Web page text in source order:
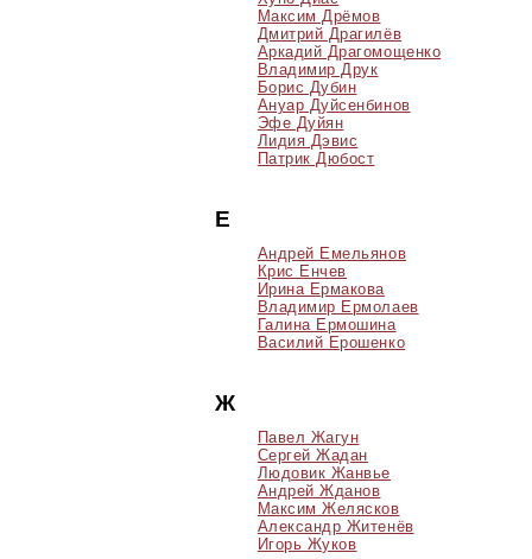
Максим Дрёмов
Дмитрий Драгилёв
Аркадий Драгомощенко
Владимир Друк
Борис Дубин
Ануар Дуйсенбинов
Эфе Дуйян
Лидия Дэвис
Патрик Дюбост
Е
Андрей Емельянов
Крис Енчев
Ирина Ермакова
Владимир Ермолаев
Галина Ермошина
Василий Ерошенко
Ж
Павел Жагун
Сергей Жадан
Людовик Жанвье
Андрей Жданов
Максим Желясков
Александр Житенёв
Игорь Жуков